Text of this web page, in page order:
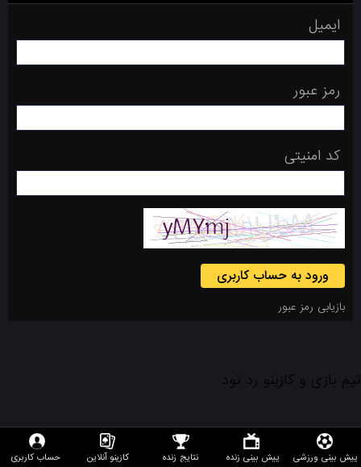
ایمیل
رمز عبور
کد امنیتی
ورود به حساب کاربری
بازیابی رمز عبور
پیش بینی ورزشی پیش بینی زنده نتایج زنده کازینو آنلاین حساب کاربری
تیم بازی و کازینو رد نود